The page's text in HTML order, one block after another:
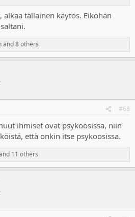
tällainen käytös. Eiköhän
and 8 others
#68
ihmiset ovat psykoosissa, niin
että onkin itse psykoosissa.
11 others